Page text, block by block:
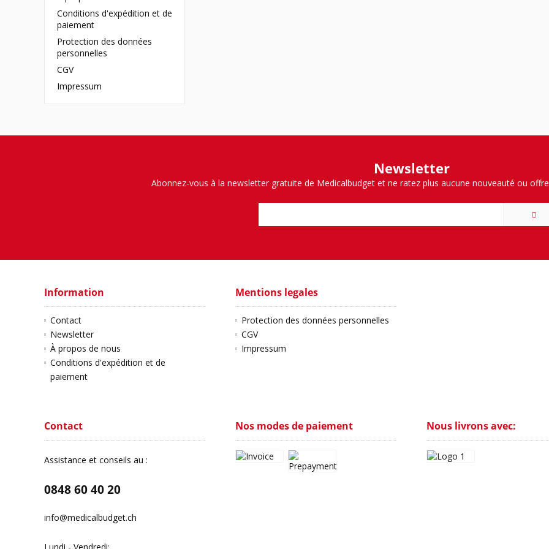
Conditions d'expédition et de
paiement
Protection des données
personnelles
CGV
Impressum
Newsletter
Abonnez-vous à la newsletter gratuite de Medicalbudget et ne ratez plus aucune nouveauté ou
Information
Contact
Newsletter
À propos de nous
Conditions d'expédition et de
paiement
Mentions legales
Protection des données personnelles
CGV
Impressum
Contact
Assistance et conseils au :
0848 60 40 20
info@medicalbudget.ch
Lundi - Vendredi:
Nos modes de paiement Nous livrons avec: